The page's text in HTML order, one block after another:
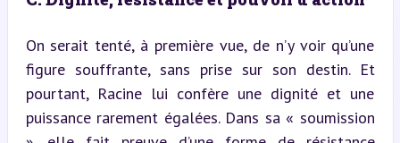
On serait tenté, à première vue, de n’y voir qu’une
figure souffrante, sans prise sur son destin. Et
pourtant, Racine lui confère une dignité et une
puissance rarement égalées. Dans sa « soumission